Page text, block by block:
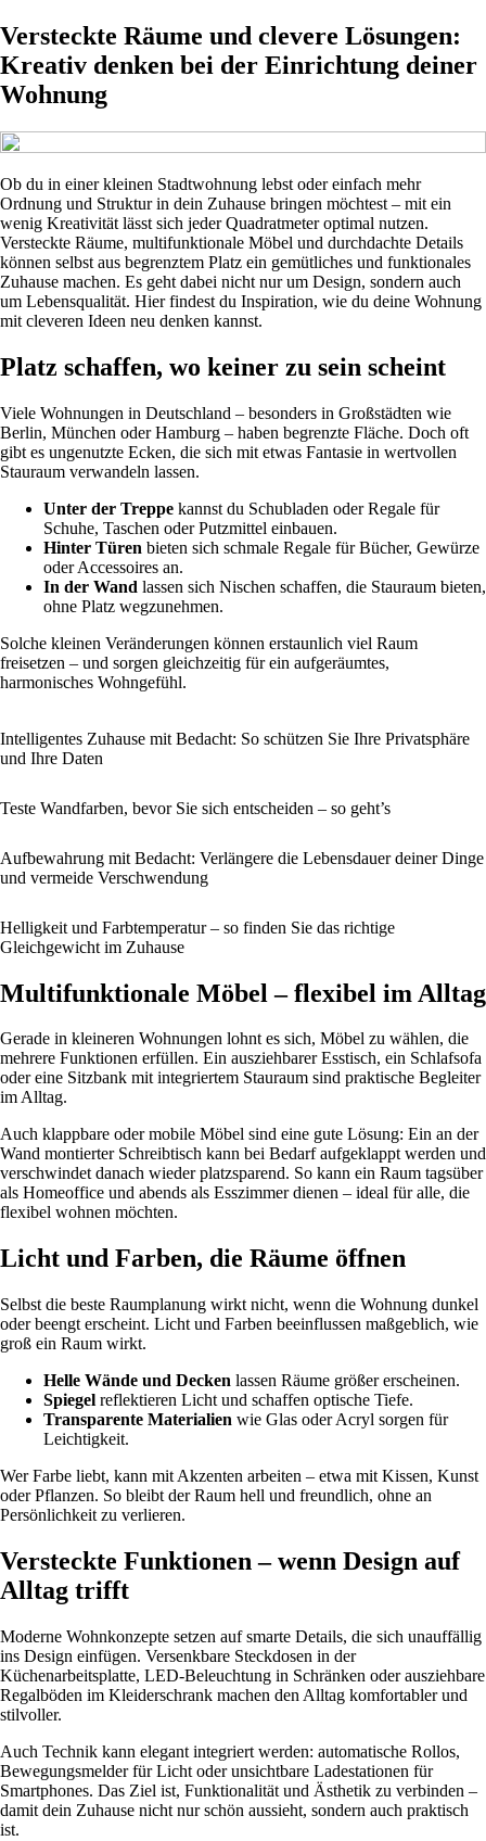
Versteckte Räume und clevere Lösungen:
Kreativ denken bei der Einrichtung deiner
Wohnung
Ob du in einer kleinen Stadtwohnung lebst oder einfach mehr
Ordnung und Struktur in dein Zuhause bringen möchtest – mit ein
wenig Kreativität lässt sich jeder Quadratmeter optimal nutzen.
Versteckte Räume, multifunktionale Möbel und durchdachte Details
können selbst aus begrenztem Platz ein gemütliches und funktionales
Zuhause machen. Es geht dabei nicht nur um Design, sondern auch
um Lebensqualität. Hier findest du Inspiration, wie du deine Wohnung
mit cleveren Ideen neu denken kannst.
Platz schaffen, wo keiner zu sein scheint
Viele Wohnungen in Deutschland – besonders in Großstädten wie
Berlin, München oder Hamburg – haben begrenzte Fläche. Doch oft
gibt es ungenutzte Ecken, die sich mit etwas Fantasie in wertvollen
Stauraum verwandeln lassen.
Unter der Treppe kannst du Schubladen oder Regale für
Schuhe, Taschen oder Putzmittel einbauen.
Hinter Türen bieten sich schmale Regale für Bücher, Gewürze
oder Accessoires an.
In der Wand lassen sich Nischen schaffen, die Stauraum bieten,
ohne Platz wegzunehmen.
Solche kleinen Veränderungen können erstaunlich viel Raum
freisetzen – und sorgen gleichzeitig für ein aufgeräumtes,
harmonisches Wohngefühl.
Intelligentes Zuhause mit Bedacht: So schützen Sie Ihre Privatsphäre
und Ihre Daten
Teste Wandfarben, bevor Sie sich entscheiden – so geht’s
Aufbewahrung mit Bedacht: Verlängere die Lebensdauer deiner Dinge
und vermeide Verschwendung
Helligkeit und Farbtemperatur – so finden Sie das richtige
Gleichgewicht im Zuhause
Multifunktionale Möbel – flexibel im Alltag
Gerade in kleineren Wohnungen lohnt es sich, Möbel zu wählen, die
mehrere Funktionen erfüllen. Ein ausziehbarer Esstisch, ein Schlafsofa
oder eine Sitzbank mit integriertem Stauraum sind praktische Begleiter
im Alltag.
Auch klappbare oder mobile Möbel sind eine gute Lösung: Ein an der
Wand montierter Schreibtisch kann bei Bedarf aufgeklappt werden und
verschwindet danach wieder platzsparend. So kann ein Raum tagsüber
als Homeoffice und abends als Esszimmer dienen – ideal für alle, die
flexibel wohnen möchten.
Licht und Farben, die Räume öffnen
Selbst die beste Raumplanung wirkt nicht, wenn die Wohnung dunkel
oder beengt erscheint. Licht und Farben beeinflussen maßgeblich, wie
groß ein Raum wirkt.
Helle Wände und Decken lassen Räume größer erscheinen.
Spiegel reflektieren Licht und schaffen optische Tiefe.
Transparente Materialien wie Glas oder Acryl sorgen für
Leichtigkeit.
Wer Farbe liebt, kann mit Akzenten arbeiten – etwa mit Kissen, Kunst
oder Pflanzen. So bleibt der Raum hell und freundlich, ohne an
Persönlichkeit zu verlieren.
Versteckte Funktionen – wenn Design auf
Alltag trifft
Moderne Wohnkonzepte setzen auf smarte Details, die sich unauffällig
ins Design einfügen. Versenkbare Steckdosen in der
Küchenarbeitsplatte, LED-Beleuchtung in Schränken oder ausziehbare
Regalböden im Kleiderschrank machen den Alltag komfortabler und
stilvoller.
Auch Technik kann elegant integriert werden: automatische Rollos,
Bewegungsmelder für Licht oder unsichtbare Ladestationen für
Smartphones. Das Ziel ist, Funktionalität und Ästhetik zu verbinden –
damit dein Zuhause nicht nur schön aussieht, sondern auch praktisch
ist.